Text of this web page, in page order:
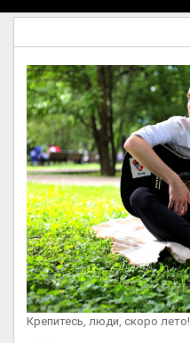
Крепитесь, люди, скоро лето!